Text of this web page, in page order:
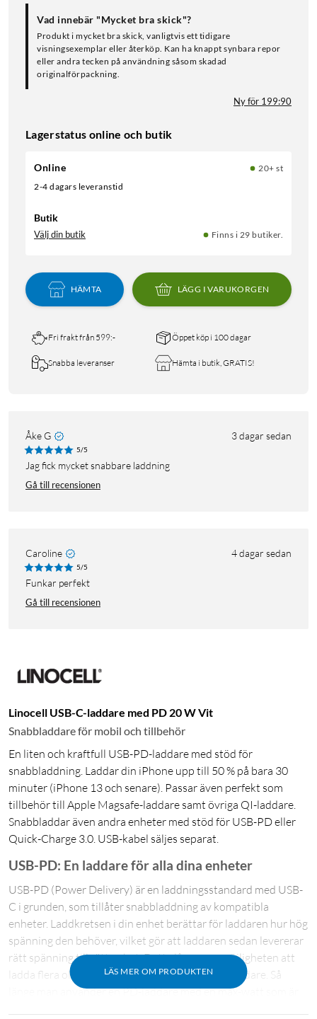
Vad innebär "Mycket bra skick"?
Produkt i mycket bra skick, vanligtvis ett tidigare
visningsexemplar eller återköp. Kan ha knappt synbara repor
eller andra tecken på användning såsom skadad
originalförpackning.
Ny för 199:90
Lagerstatus online och butik
Online
20+ st
2-4 dagars leveranstid
Butik
Välj din butik Finns i 29 butiker.
HÄMTA LÄGG I VARUKORGEN
Fri frakt från 599:- Öppet köp i 100 dagar
Snabba leveranser Hämta i butik, GRATIS!
Åke G 3 dagar sedan
5/5
Jag fick mycket snabbare laddning
Gå till recensionen
Caroline 4 dagar sedan
5/5
funkar perfekt
Gå till recensionen
Linocell USB-C-laddare med PD 20 W Vit
Snabbladdare för mobil och tillbehör
En liten och kraftfull USB-PD-laddare med stöd för
snabbladdning. Laddar din iPhone upp till 50 % på bara 30
minuter (iPhone 13 och senare). Passar även perfekt som
tillbehör till Apple Magsafe-laddare samt övriga QI-laddare.
Snabbladdar även andra enheter med stöd för USB-PD eller
Quick-Charge 3.0. USB-kabel säljes separat.
LÄS MER OM PRODUKTEN
USB-PD: En laddare för alla dina enheter
USB-PD (Power Delivery) är en laddningsstandard med USB-
C i grunden, som tillåter snabbladdning av kompatibla
enheter. Laddkretsen i din enhet berättar för laddaren hur hög
spänning den behöver, vilket gör att laddaren sedan levererar
rätt spänning till rätt enhet. Detta låser upp möjligheten att
ladda flera olika typer av enheter med samma laddare. Så
länge man använder en PD-laddare med en max-watt som är